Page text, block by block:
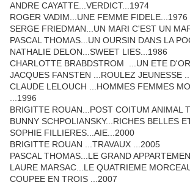
ANDRE CAYATTE...VERDICT...1974
ROGER VADIM...UNE FEMME FIDELE...1976
SERGE FRIEDMAN...UN MARI C'EST UN
PASCAL THOMAS...UN OURSIN DANS LA
NATHALIE DELON...SWEET LIES...1986
CHARLOTTE BRABDSTROM ...UN ETE
JACQUES FANSTEN ...ROULEZ JEUNESSE
CLAUDE LELOUCH ...HOMMES FEMMES
...1996
BRIGITTE ROUAN...POST COITUM ANIMAL
BUNNY SCHPOLIANSKY...RICHES
SOPHIE FILLIERES...AIE...2000
BRIGITTE ROUAN ...TRAVAUX ...2005
PASCAL THOMAS...LE GRAND
LAURE MARSAC...LE QUATRIEME
COUPEE EN TROIS ...2007